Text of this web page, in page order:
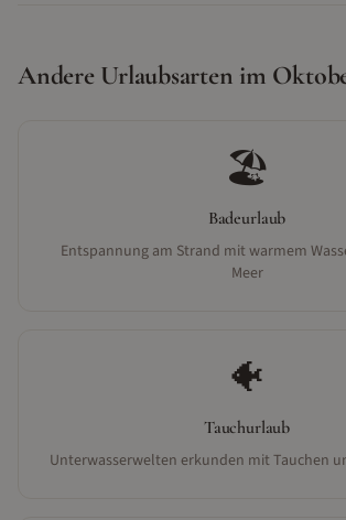
Andere Urlaubsarten im
🏖️
Badeurlaub
Entspannung am Strand mit warmem
Meer
🐠
Tauchurlaub
Unterwasserwelten erkunden mit Tauchen